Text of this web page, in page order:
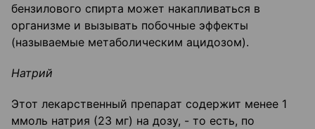
бензилового спирта может накапливаться в
организме и вызывать побочные эффекты
(называемые метаболическим ацидозом).
Натрий
Этот лекарственный препарат содержит менее 1
ммоль натрия (23 мг) на дозу, - то есть, по